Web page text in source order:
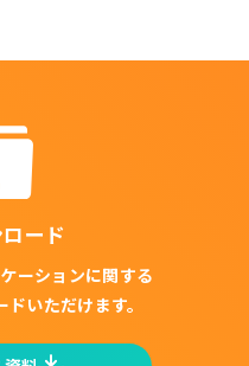
ード
ーションに関する
いただけます。